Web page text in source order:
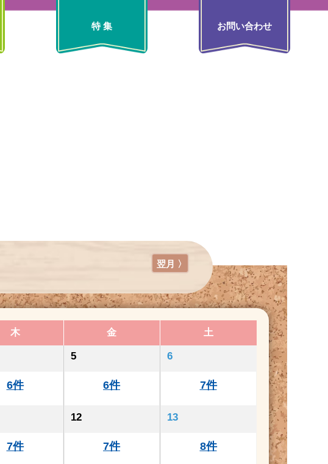
特 集 お問い合わせ
翌月 〉
木 金 土
6件
5
6件
6
7件
7件
12
7件
13
8件